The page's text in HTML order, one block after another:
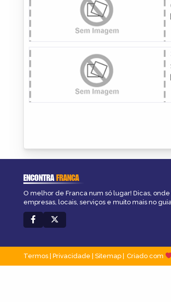
ENCONTRAFRANCA
O melhor de Franca num só lugar! Dicas,
empresas, locais, serviços e muito mais no
Termos Privacidade Sitemap Criado com